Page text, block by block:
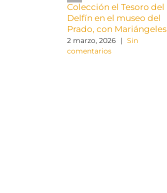
Colección el Tesoro del
Delfín en el museo del
Prado, con Mariángeles
2 marzo, 2026 | Sin
comentarios